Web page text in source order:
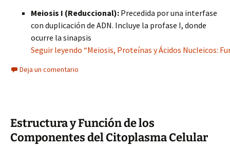
Meiosis I (Reduccional): Precedida por una interfase
con duplicación de ADN. Incluye la profase I, donde
ocurre la sinapsis
Seguir leyendo “Meiosis, Proteínas y Ácidos Nucleicos:
Deja un comentario
Estructura y Función de los
Componentes del Citoplasma Celular